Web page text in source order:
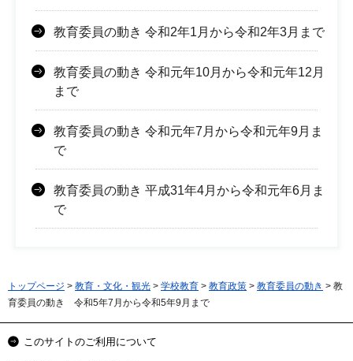
教育委員の動き 令和2年1月から令和2年3月まで
教育委員の動き 令和元年10月から令和元年12月
まで
教育委員の動き 令和元年7月から令和元年9月ま
で
教育委員の動き 平成31年4月から令和元年6月ま
で
トップページ > 教育・文化・観光 > 学校教育 > 教育政策 > 教育委員の動き > 教
育委員の動き 令和5年7月から令和5年9月まで
このサイトのご利用について